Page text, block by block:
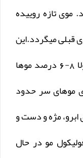
موی تازه روییده
قبلی میگردد.این
مرحله 3-2 ماه بطول می انجامد.معمولا 8-6 درصد موها
موهای سر حدود
ابرو، مژه و دست و
مو در حال